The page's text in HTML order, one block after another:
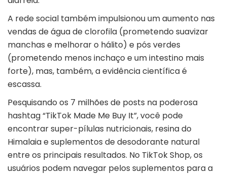
A rede social também impulsionou um aumento nas
vendas de água de clorofila (prometendo suavizar
manchas e melhorar o hálito) e pós verdes
(prometendo menos inchaço e um intestino mais
forte), mas, também, a evidência científica é
escassa.
Pesquisando os 7 milhões de posts na poderosa
hashtag “TikTok Made Me Buy It”, você pode
encontrar super-pílulas nutricionais, resina do
Himalaia e suplementos de desodorante natural
entre os principais resultados. No TikTok Shop, os
usuários podem navegar pelos suplementos para a